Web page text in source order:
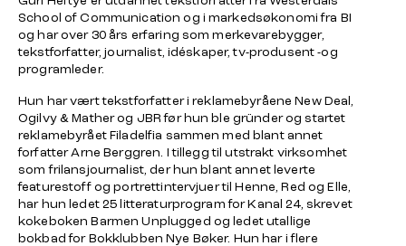
School of Communication og i markedsøkonomi fra BI
og har over 30 års erfaring som merkevarebygger,
tekstforfatter, journalist, idéskaper, tv-produsent -og
programleder.
Hun har vært tekstforfatter i reklamebyråene New Deal,
Ogilvy & Mather og JBR før hun ble gründer og startet
reklamebyrået Filadelfia sammen med blant annet
forfatter Arne Berggren. I tillegg til utstrakt virksomhet
som frilansjournalist, der hun blant annet leverte
featurestoff og portrettintervjuer til Henne, Red og Elle,
har hun ledet 25 litteraturprogram for Kanal 24, skrevet
kokeboken Barmen Unplugged og ledet utallige
bokbad for Bokklubben Nye Bøker. Hun har i flere